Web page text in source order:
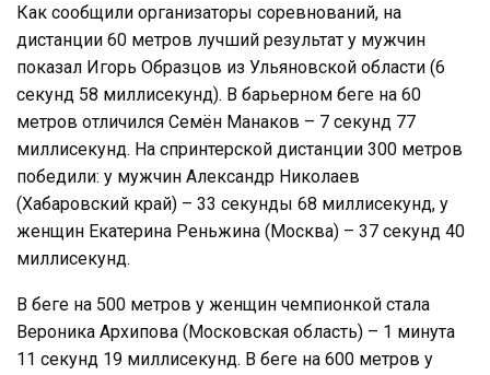
Как сообщили организаторы соревнований, на
дистанции 60 метров лучший результат у мужчин
показал Игорь Образцов из Ульяновской области (6
секунд 58 миллисекунд). В барьерном беге на 60
метров отличился Семён Манаков – 7 секунд 77
миллисекунд. На спринтерской дистанции 300 метров
победили: у мужчин Александр Николаев
(Хабаровский край) – 33 секунды 68 миллисекунд, у
женщин Екатерина Реньжина (Москва) – 37 секунд 40
миллисекунд.
В беге на 500 метров у женщин чемпионкой стала
Вероника Архипова (Московская область) – 1 минута
11 секунд 19 миллисекунд. В беге на 600 метров у